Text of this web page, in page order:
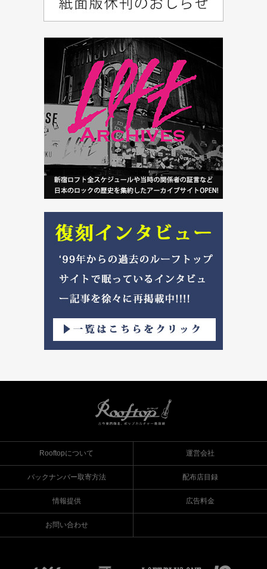
Rooftopについて 運営会社
バックナンバー取寄方法 配布店目録
情報提供 広告料金
お問い合わせ